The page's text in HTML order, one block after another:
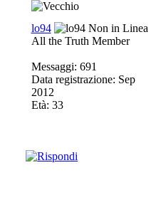
lo94
All the Truth Member
Messaggi: 691
Data registrazione: Sep
2012
Età: 33